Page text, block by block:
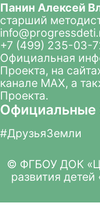
Панин Алексей
старший
+7 (499) 235-03-
Официальная
Проекта, на
канале MAX, а
Проекта.
Официальные
#ДрузьяЗемли
© ФГБОУ ДОК
развития